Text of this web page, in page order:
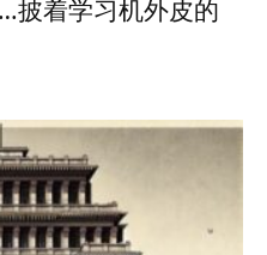
披着学习机外皮的